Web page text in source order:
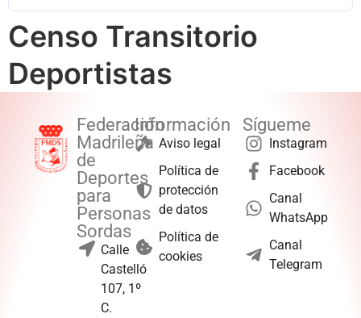
Censo Transitorio
Deportistas
Federación
Madrileña
de
Deportes
para
Personas
Sordas
Calle
Castelló
107, 1º
C.
Información
Aviso legal
Política de
protección
de datos
Política de
cookies
Sígueme
Instagram
Facebook
Canal
WhatsApp
Canal
Telegram